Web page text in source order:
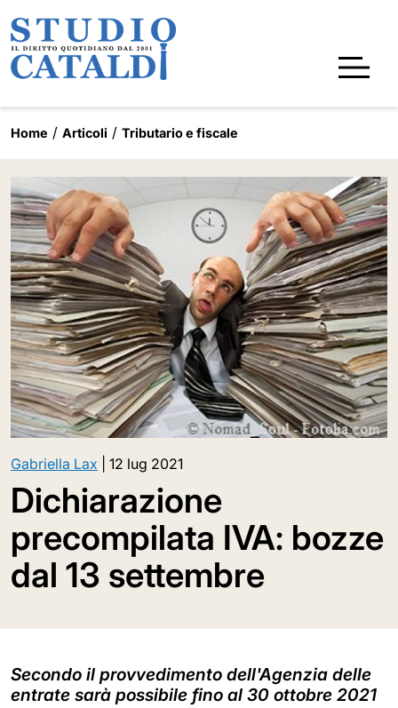
Home Articoli Tributario e fiscale
Gabriella Lax 12 lug 2021
Dichiarazione
precompilata IVA: bozze
dal 13 settembre
Secondo il provvedimento dell'Agenzia delle
entrate sarà possibile fino al 30 ottobre 2021